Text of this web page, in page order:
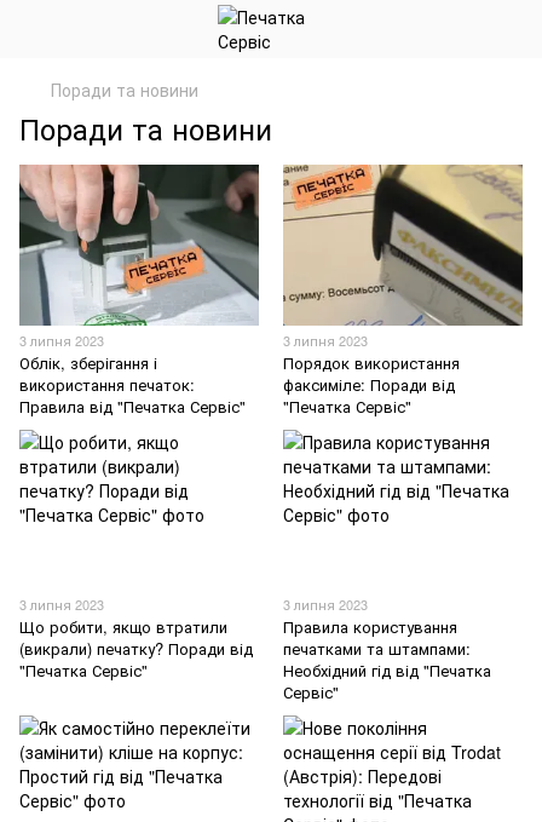
Поради та новини
Поради та новини
3 липня 2023
Облік, зберігання і
використання печаток:
Правила від "Печатка Сервіс"
3 липня 2023
Порядок використання
факсиміле: Поради від
"Печатка Сервіс"
3 липня 2023
Що робити, якщо втратили
(викрали) печатку? Поради від
"Печатка Сервіс"
3 липня 2023
Правила користування
печатками та штампами:
Необхідний гід від "Печатка
Сервіс"